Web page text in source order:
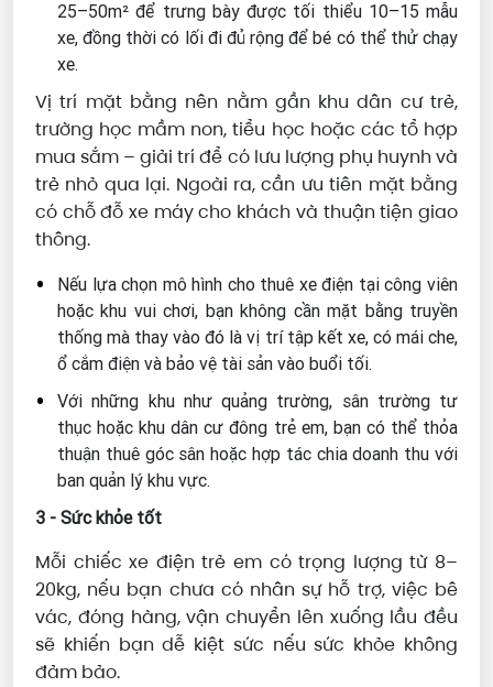
25–50m² để trưng bày được tối thiểu 10–15 mẫu
xe, đồng thời có lối đi đủ rộng để bé có thể thử chạy
xe.
Vị trí mặt bằng nên nằm gần khu dân cư trẻ,
trường học mầm non, tiểu học hoặc các tổ hợp
mua sắm – giải trí để có lưu lượng phụ huynh và
trẻ nhỏ qua lại. Ngoài ra, cần ưu tiên mặt bằng
có chỗ đỗ xe máy cho khách và thuận tiện giao
thông.
Nếu lựa chọn mô hình cho thuê xe điện tại công viên
hoặc khu vui chơi, bạn không cần mặt bằng truyền
thống mà thay vào đó là vị trí tập kết xe, có mái che,
ổ cắm điện và bảo vệ tài sản vào buổi tối.
Với những khu như quảng trường, sân trường tư
thục hoặc khu dân cư đông trẻ em, bạn có thể thỏa
thuận thuê góc sân hoặc hợp tác chia doanh thu với
ban quản lý khu vực.
3 - Sức khỏe tốt
Mỗi chiếc xe điện trẻ em có trọng lượng từ 8–
20kg, nếu bạn chưa có nhân sự hỗ trợ, việc bê
vác, đóng hàng, vận chuyển lên xuống lầu đều
sẽ khiến bạn dễ kiệt sức nếu sức khỏe không
đảm bảo.